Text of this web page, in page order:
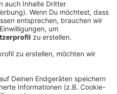
14:47
Workshops und